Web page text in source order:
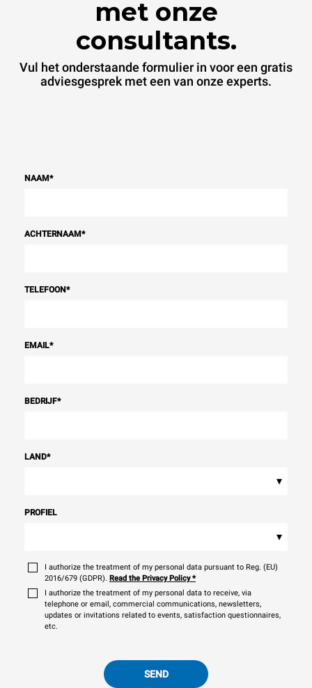
met onze
consultants.
Vul het onderstaande formulier in voor een gratis
adviesgesprek met een van onze experts.
NAAM*
ACHTERNAAM*
TELEFOON*
EMAIL*
BEDRIJF*
LAND*
▾
PROFIEL
▾
I authorize the treatment of my personal data pursuant to Reg. (EU)
2016/679 (GDPR). Read the Privacy Policy*
I authorize the treatment of my personal data to receive, via
telephone or email, commercial communications, newsletters,
updates or invitations related to events, satisfaction questionnaires,
etc.
SEND